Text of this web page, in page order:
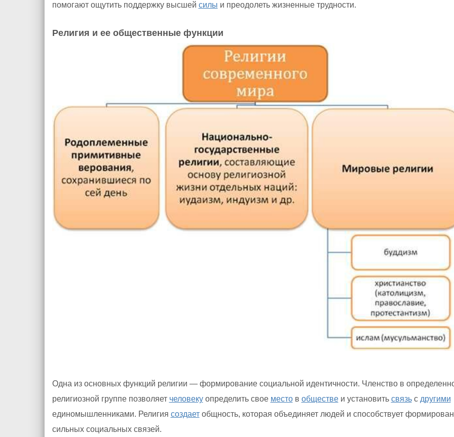
помогают ощутить поддержку высшей силы и преодолеть жизненные трудности.
Религия и ее общественные функции
Одна из основных функций религии — формирование социальной идентичности. Членство в
религиозной группе позволяет человекуопределить свое местов обществеи установить связьс другими
единомышленниками. Религия создаетобщность, которая объединяет людей и способствует
сильных социальных связей.